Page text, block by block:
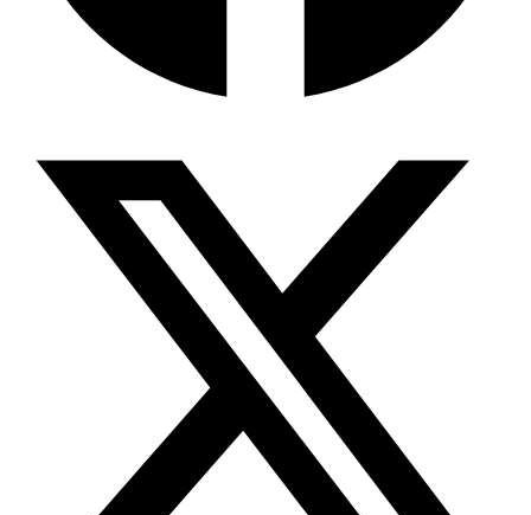
বিশেষ ইন-ডেপ্থ রিপোর্ট: ক্রীড়া উৎসবে…